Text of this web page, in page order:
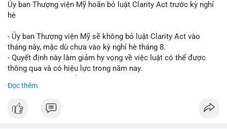
Ủy ban Thượng viện Mỹ hoãn bỏ luật Clarity Act trước kỳ nghỉ
hè
- Ủy ban Thượng viện Mỹ sẽ không bỏ luật Clarity Act vào
tháng này, mặc dù chưa vào kỳ nghỉ hè tháng 8.
- Quyết định này làm giảm hy vọng về việc luật có thể được
thông qua và có hiệu lực trong năm nay.
mục chứng chỉ cho tài sản số tại Mỹ.
và phát triển thị trường crypto tại Mỹ.
Đọc thêm